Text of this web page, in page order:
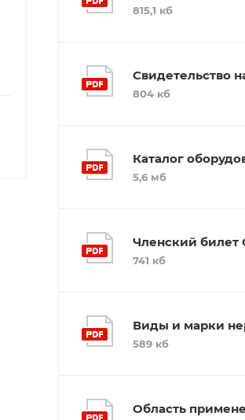
815,1 кб
Свидетельство
804 кб
Каталог
5,6 мб
Членский билет
741 кб
Виды и марки
589 кб
Область